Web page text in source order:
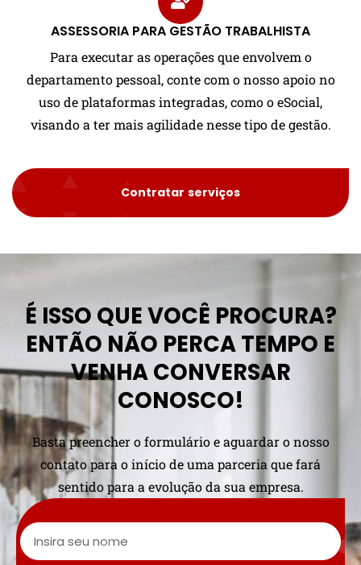
ASSESSORIA PARA GESTÃO TRABALHISTA
Para executar as operações que envolvem o
departamento pessoal, conte com o nosso apoio no
uso de plataformas integradas, como o eSocial,
visando a ter mais agilidade nesse tipo de gestão.
Contratar serviços
É ISSO QUE VOCÊ PROCURA?
ENTÃO NÃO PERCA TEMPO E
VENHA CONVERSAR
CONOSCO!
Basta preencher o formulário e aguardar o nosso
contato para o início de uma parceria que fará
sentido para a evolução da sua empresa.